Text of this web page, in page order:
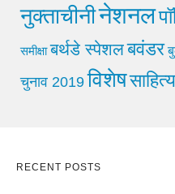
नुक्ताचीनीनेशनल
समीक्षा बर्थडे स्पेशलबवंडर
चुनाव 2019 विशेषसाहित्य
RECENT POSTS